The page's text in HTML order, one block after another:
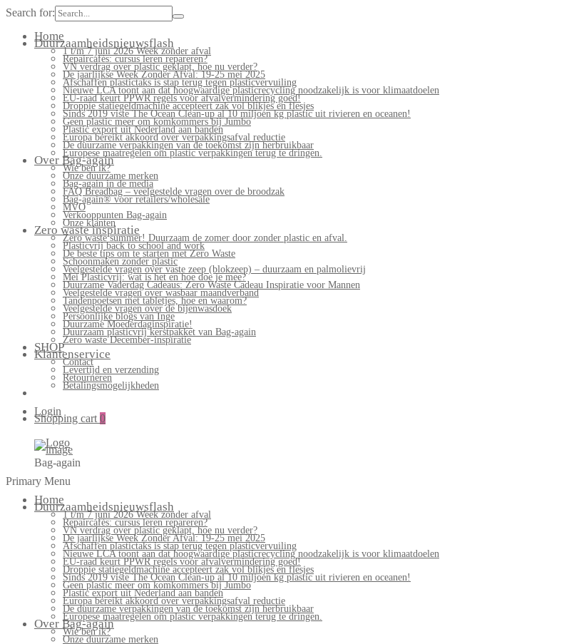
Search for:
Home
Duurzaamheidsnieuwsflash
1 t/m 7 juni 2026 Week zonder afval
Repaircafés: cursus leren repareren?
VN verdrag over plastic geklapt, hoe nu verder?
De jaarlijkse Week Zonder Afval: 19-25 mei 2025
Afschaffen plastictaks is stap terug tegen plasticvervuiling
Nieuwe LCA toont aan dat hoogwaardige plasticrecycling noodzakelijk is voor klimaatdoelen
EU-raad keurt PPWR regels voor afvalvermindering goed!
Droppie statiegeldmachine accepteert zak vol blikjes en flesjes
Sinds 2019 viste The Ocean Clean-up al 10 miljoen kg plastic uit rivieren en oceanen!
Geen plastic meer om komkommers bij Jumbo
Plastic export uit Nederland aan banden
Europa bereikt akkoord over verpakkingsafval reductie
De duurzame verpakkingen van de toekomst zijn herbruikbaar
Europese maatregelen om plastic verpakkingen terug te dringen.
Over Bag-again
Wie ben ik?
Onze duurzame merken
Bag-again in de media
FAQ Breadbag – veelgestelde vragen over de broodzak
Bag-again® voor retailers/wholesale
MVO
Verkooppunten Bag-again
Onze klanten
Zero waste inspiratie
Zero waste summer! Duurzaam de zomer door zonder plastic en afval.
Plasticvrij back to school and work
De beste tips om te starten met Zero Waste
Schoonmaken zonder plastic
Veelgestelde vragen over vaste zeep (blokzeep) – duurzaam en palmolievrij
Mei Plasticvrij: wat is het en hoe doe je mee?
Duurzame Vaderdag Cadeaus: Zero Waste Cadeau Inspiratie voor Mannen
Veelgestelde vragen over wasbaar maandverband
Tandenpoetsen met tabletjes, hoe en waarom?
Veelgestelde vragen over de bijenwasdoek
Persoonlijke blogs van Inge
Duurzame Moederdaginspiratie!
Duurzaam plasticvrij kerstpakket van Bag-again
Zero waste December-inspiratie
SHOP
Klantenservice
Contact
Levertijd en verzending
Retourneren
Betalingsmogelijkheden
Login
Shopping cart 0
Bag-again
Primary Menu
Home
Duurzaamheidsnieuwsflash
1 t/m 7 juni 2026 Week zonder afval
Repaircafés: cursus leren repareren?
VN verdrag over plastic geklapt, hoe nu verder?
De jaarlijkse Week Zonder Afval: 19-25 mei 2025
Afschaffen plastictaks is stap terug tegen plasticvervuiling
Nieuwe LCA toont aan dat hoogwaardige plasticrecycling noodzakelijk is voor klimaatdoelen
EU-raad keurt PPWR regels voor afvalvermindering goed!
Droppie statiegeldmachine accepteert zak vol blikjes en flesjes
Sinds 2019 viste The Ocean Clean-up al 10 miljoen kg plastic uit rivieren en oceanen!
Geen plastic meer om komkommers bij Jumbo
Plastic export uit Nederland aan banden
Europa bereikt akkoord over verpakkingsafval reductie
De duurzame verpakkingen van de toekomst zijn herbruikbaar
Europese maatregelen om plastic verpakkingen terug te dringen.
Over Bag-again
Wie ben ik?
Onze duurzame merken